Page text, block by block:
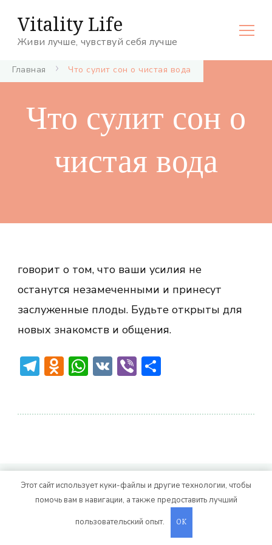
Vitality Life
Живи лучше, чувствуй себя лучше
Главная Что сулит сон о чистая вода
Что сулит сон о
чистая вода
говорит о том, что ваши усилия не
останутся незамеченными и принесут
заслуженные плоды. Будьте открыты для
новых знакомств и общения.
Telegram
Odnoklassniki
WhatsApp
VKViber
© Авторское право 2026 Vitality Life. Все права
защищены.CoachPress Lite | от автора
Blossom Themes. На платформеWordPress
Этот сайт использует куки-файлы и другие технологии, чтобы
помочь вам в навигации, а также предоставить лучший
пользовательский опыт.
OK